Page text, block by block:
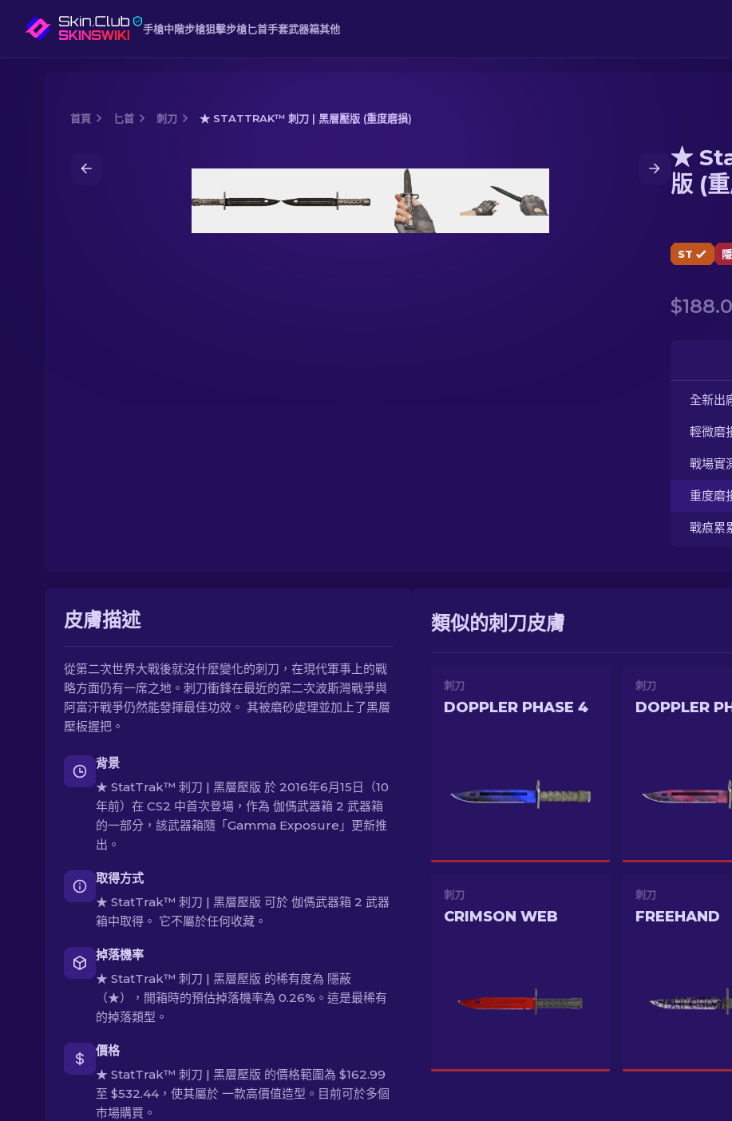
手槍中階步槍狙擊步槍 匕首手套武器箱其他
首頁 匕首 刺刀 ★ STATTRAK™ 刺刀 | 黑層壓版 (重度磨損)
★ StatTrak™ 刺刀 | 黑層壓版 (重度磨損)
★
版 (
ST
全新出
輕微磨
戰場實
重度磨
戰痕累
皮膚描述
從第二次世界大戰後就沒什麼變化的刺刀，在現代軍事上的戰
略方面仍有一席之地。刺刀衝鋒在最近的第二次波斯灣戰爭與
阿富汗戰爭仍然能發揮最佳功效。 其被磨砂處理並加上了黑層
壓板握把。
背景
★ StatTrak™ 刺刀 | 黑層壓版 於 2016年6月15日（10
年前）在 CS2 中首次登場，作為 伽傌武器箱 2 武器箱
的一部分，該武器箱隨「Gamma Exposure」更新推
出。
取得方式
★ StatTrak™ 刺刀 | 黑層壓版 可於 伽傌武器箱 2 武器
箱中取得。 它不屬於任何收藏。
掉落機率
★ StatTrak™ 刺刀 | 黑層壓版 的稀有度為 隱蔽
（★），開箱時的預估掉落機率為 0.26%。這是最稀有
的掉落類型。
價格
★ StatTrak™ 刺刀 | 黑層壓版 的價格範圍為 $162.99
至 $532.44，使其屬於 一款高價值造型。目前可於多個
市場購買。
類似的刺刀皮膚
刺刀
DOPPLER PHASE 4
刺刀
DOPPLER
刺刀
CRIMSON WEB
刺刀
FREEHAND